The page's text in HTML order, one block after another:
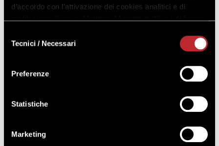
d’accordo con l’attivazione dei cookies analitici e di
delTecnici / Necessari
Preferenze
Statistiche
Marketing
Corso in presenza
150,00 €
+IVA
RICHIEDI INFO
REGISTRATI O ACCEDI PER